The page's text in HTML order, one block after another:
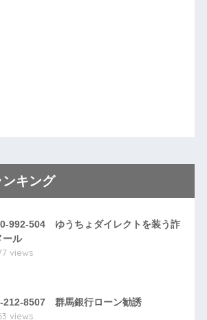
キング
992-504 ゆうちょダイレクトを装う詐
ール
views
212-8507 群馬銀行ローン勧誘
views